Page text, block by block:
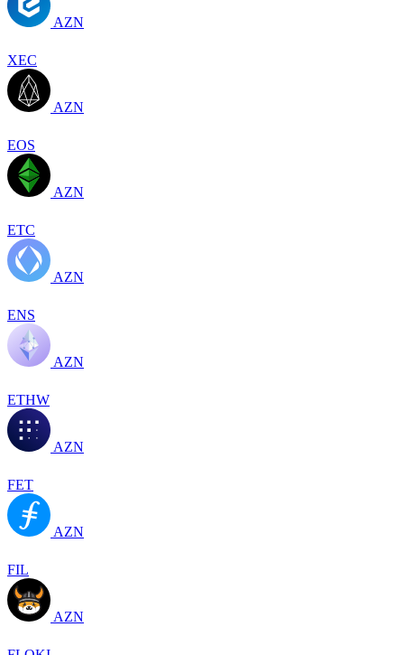
AZN
XEC
AZN
EOS
AZN
ETC
AZN
ENS
AZN
ETHW
AZN
FET
AZN
FIL
AZN